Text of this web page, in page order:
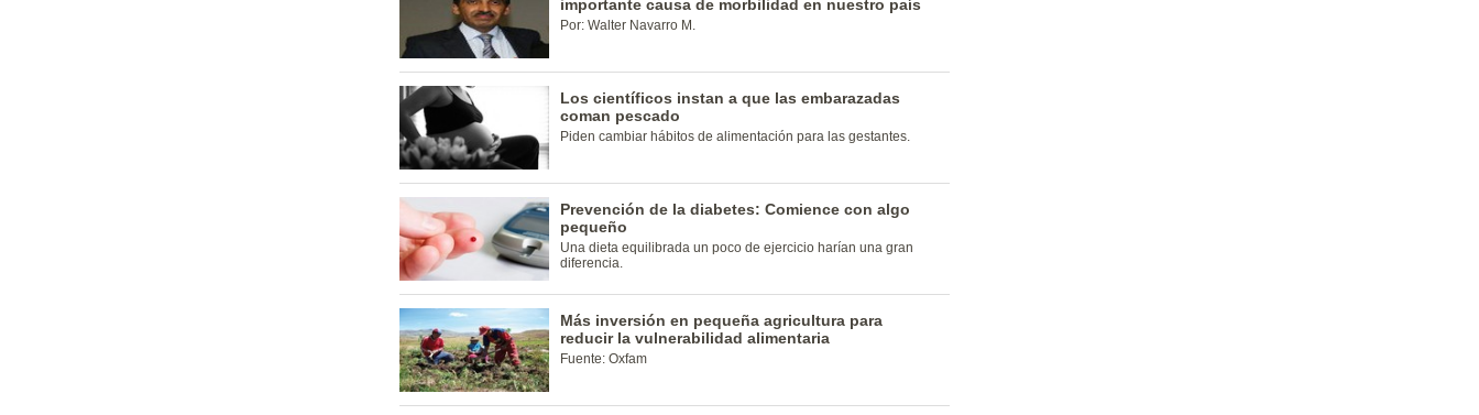
importante causa de morbilidad en nuestro país
Por: Walter Navarro M.
Los científicos instan a que las embarazadas
coman pescado
Piden cambiar hábitos de alimentación para las gestantes.
Prevención de la diabetes: Comience con algo
pequeño
Una dieta equilibrada un poco de ejercicio harían una gran
diferencia.
Más inversión en pequeña agricultura para
reducir la vulnerabilidad alimentaria
Fuente: Oxfam